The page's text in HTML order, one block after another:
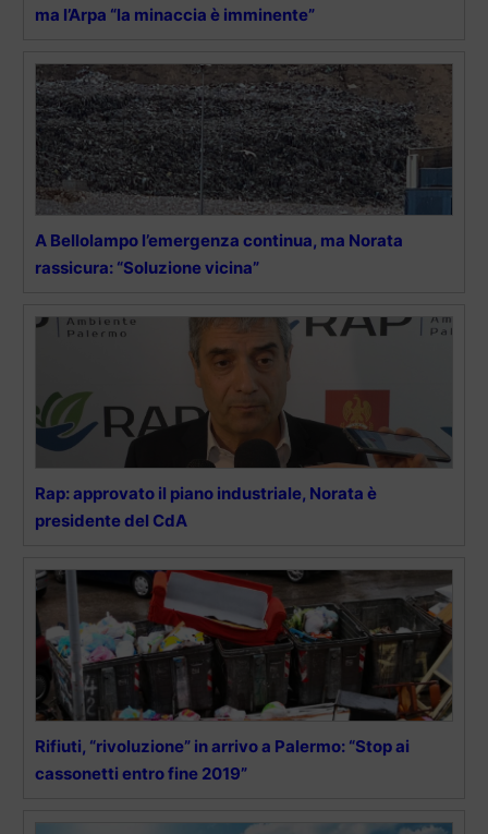
ma l’Arpa “la minaccia è imminente”
A Bellolampo l’emergenza continua, ma Norata
rassicura: “Soluzione vicina”
Rap: approvato il piano industriale, Norata è
presidente del CdA
Rifiuti, “rivoluzione” in arrivo a Palermo: “Stop ai
cassonetti entro fine 2019”